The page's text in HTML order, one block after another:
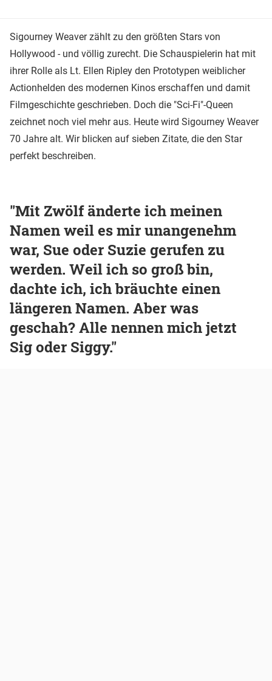
Sigourney Weaver zählt zu den größten Stars von
Hollywood - und völlig zurecht. Die Schauspielerin hat mit
ihrer Rolle als Lt. Ellen Ripley den Prototypen weiblicher
Actionhelden des modernen Kinos erschaffen und damit
Filmgeschichte geschrieben. Doch die "Sci-Fi"-Queen
zeichnet noch viel mehr aus. Heute wird Sigourney Weaver
70 Jahre alt. Wir blicken auf sieben Zitate, die den Star
perfekt beschreiben.
"Mit Zwölf änderte ich meinen
Namen weil es mir unangenehm
war, Sue oder Suzie gerufen zu
werden. Weil ich so groß bin,
dachte ich, ich bräuchte einen
längeren Namen. Aber was
geschah? Alle nennen mich jetzt
Sig oder Siggy."